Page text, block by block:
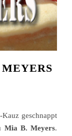
Mia B. Meyers.